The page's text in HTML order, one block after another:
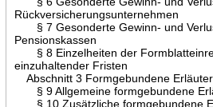
Rückversicherungsunternehmen
§ 7 Gesonderte Gewinn- und
Pensionskassen
§ 8 Einzelheiten der
einzuhaltender Fristen
Abschnitt 3 Formgebundene
§ 9 Allgemeine formgebundene
§ 10 Zusätzliche formgebundene